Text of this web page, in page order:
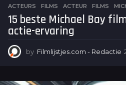
ACTEURS ,FILMS ACTEUR ,FILMS ,
15 beste Michael Bay
actie-ervaring
by Filmlijstjes.com - Redactie